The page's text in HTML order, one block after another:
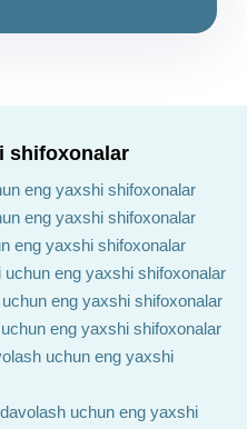
shifoxonalar
eng yaxshi shifoxonalar
eng yaxshi shifoxonalar
eng yaxshi shifoxonalar
eng yaxshi shifoxonalar
eng yaxshi shifoxonalar
eng yaxshi shifoxonalar
uchun eng yaxshi
uchun eng yaxshi